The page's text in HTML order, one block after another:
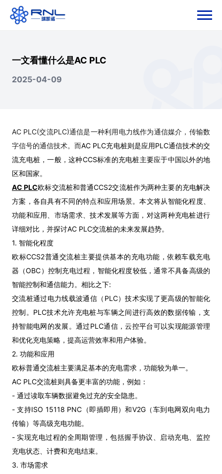
一文看懂什么是AC PLC
2025-04-09
AC PLC(交流PLC)通信是一种利用电力线作为通信媒介，传输数
字信号的通信技术。而AC PLC充电桩则是应用PLC通信技术的交
流充电桩，一般，这种CCS标准的充电桩主要应于中国以外的地
区和国家。
AC PLC欧标交流桩和普通CCS2交流桩作为两种主要的充电解决
方案，各自具有不同的特点和应用场景。本文将从智能化程度、
功能和应用、市场需求、技术发展等方面，对这两种充电桩进行
详细对比，并探讨AC PLC交流桩的未来发展趋势。
1. 智能化程度
欧标CCS2普通交流桩主要提供基本的充电功能，依赖车载充电
器（OBC）控制充电过程，智能化程度较低，通常不具备高级的
智能控制和通信能力。相比之下:
交流桩通过电力线载波通信（PLC）技术实现了更高级的智能化
控制。PLC技术允许充电桩与车辆之间进行高效的数据传输，支
持智能电网的发展。通过PLC通信，云控平台可以实现能源管理
和优化充电策略，提高运营效率和用户体验。
2. 功能和应用
欧标普通交流桩主要满足基本的充电需求，功能较为单一。
AC PLC交流桩则具备更丰富的功能，例如：
- 通过读取车辆数据避免过充的安全隐患。
- 支持ISO 15118 PNC（即插即用）和V2G（车到电网双向电力
传输）等高级充电功能。
- 实现充电过程的全周期管理，包括握手协议、启动充电、监控
充电状态、计费和充电结束。
3. 市场需求